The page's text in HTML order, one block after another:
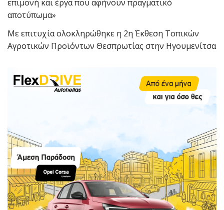
επιμονή και έργα που αφήνουν πραγματικό
αποτύπωμα»
Με επιτυχία ολοκληρώθηκε η 2η Έκθεση Τοπικών
Αγροτικών Προϊόντων Θεσπρωτίας στην Ηγουμενίτσα